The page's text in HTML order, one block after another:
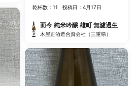
す。
乾杯数：11 投稿日：4月17日
而今 純米吟醸 雄町 無濾過生
木屋正酒造合資会社（三重県）